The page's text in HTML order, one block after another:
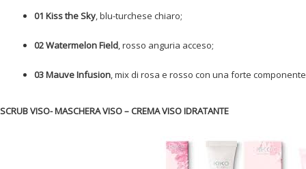
01 Kiss the Sky, blu-turchese chiaro;
02 Watermelon Field, rosso anguria acceso;
03 Mauve Infusion, mix di rosa e rosso con una forte
SCRUB VISO- MASCHERA VISO – CREMA VISO IDRATANTE